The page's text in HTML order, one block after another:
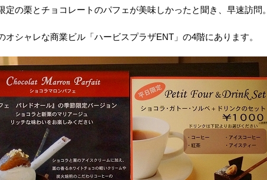
定の栗とチョコレートのパフェが美味しかったと聞き、早速訪問。
オシャレな商業ビル「ハービスプラザENT」の4階にあります。